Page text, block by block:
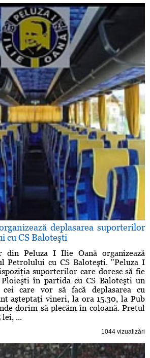
deplasarea suporterilor
cu CS Baloteşti
din Peluza I Ilie Oană organizează
Petrolului cu CS Baloteşti. "Peluza I
suporterilor care doresc să fie
în partida cu CS Baloteşti un
cei care vor să facă deplasarea cu
aşteptaţi vineri, la ora 15.30, la Pub
dorim să plecăm în coloană. Pretul
lei, ...
1044 vizualizări